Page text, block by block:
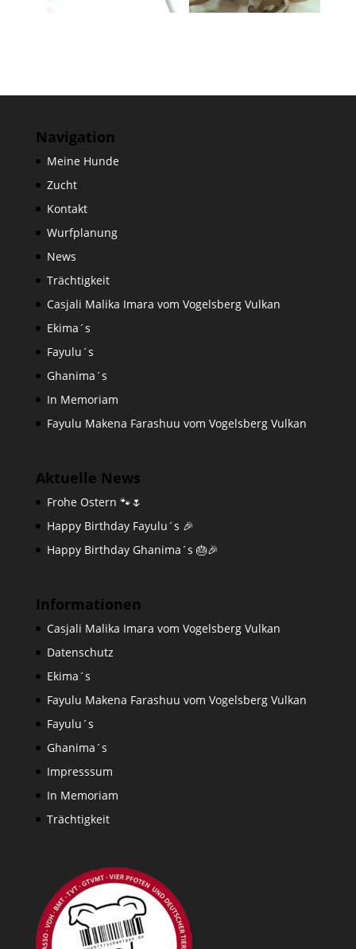
Navigation
Meine Hunde
Zucht
Kontakt
Wurfplanung
News
Trächtigkeit
Casjali Malika Imara vom Vogelsberg Vulkan
Ekima´s
Fayulu´s
Ghanima´s
In Memoriam
Fayulu Makena Farashuu vom Vogelsberg Vulkan
Aktuelle News
Frohe Ostern 🐾🌷
Happy Birthday Fayulu´s 🎉
Happy Birthday Ghanima´s 🎂🎉
Informationen
Casjali Malika Imara vom Vogelsberg Vulkan
Datenschutz
Ekima´s
Fayulu Makena Farashuu vom Vogelsberg Vulkan
Fayulu´s
Ghanima´s
Impresssum
In Memoriam
Trächtigkeit